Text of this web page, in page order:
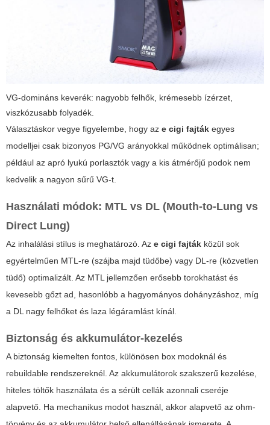
VG-domináns keverék: nagyobb felhők, krémesebb ízérzet,
viszkózusabb folyadék.
Választáskor vegye figyelembe, hogy az e cigi fajták egyes
modelljei csak bizonyos PG/VG arányokkal működnek optimálisan;
például az apró lyukú porlasztók vagy a kis átmérőjű podok nem
kedvelik a nagyon sűrű VG-t.
Használati módok: MTL vs DL (Mouth-to-Lung vs
Direct Lung)
Az inhalálási stílus is meghatározó. Az e cigi fajták közül sok
egyértelműen MTL-re (szájba majd tüdőbe) vagy DL-re (közvetlen
tüdő) optimalizált. Az MTL jellemzően erősebb torokhatást és
kevesebb gőzt ad, hasonlóbb a hagyományos dohányzáshoz, míg
a DL nagy felhőket és laza légáramlást kínál.
Biztonság és akkumulátor-kezelés
A biztonság kiemelten fontos, különösen box modoknál és
rebuildable rendszereknél. Az akkumulátorok szakszerű kezelése,
hiteles töltők használata és a sérült cellák azonnali cseréje
alapvető. Ha mechanikus modot használ, akkor alapvető az ohm-